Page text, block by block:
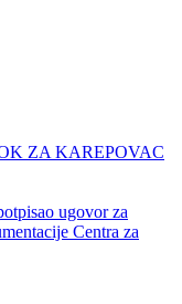
ZA KAREPOVAC
ugovor za
Centra za